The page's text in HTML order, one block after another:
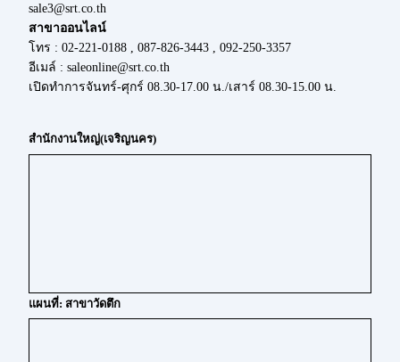
sale3@srt.co.th
สาขาออนไลน์
โทร : 02-221-0188 , 087-826-3443 , 092-250-3357
อีเมล์ : saleonline@srt.co.th
เปิดทำการจันทร์-ศุกร์ 08.30-17.00 น./เสาร์ 08.30-15.00 น.
สำนักงานใหญ่(เจริญนคร)
แผนที่: สาขาวัดตึก